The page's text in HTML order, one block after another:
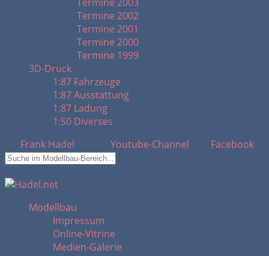
Termine 2002
Termine 2001
Termine 2000
Termine 1999
3D-Druck
1:87 Fahrzeuge
1:87 Ausstattung
1:87 Ladung
1:50 Diverses
Frank Hadel
Youtube-Channel Facebook
Modellbau
Impressum
Online-Vitrine
Medien-Galerie